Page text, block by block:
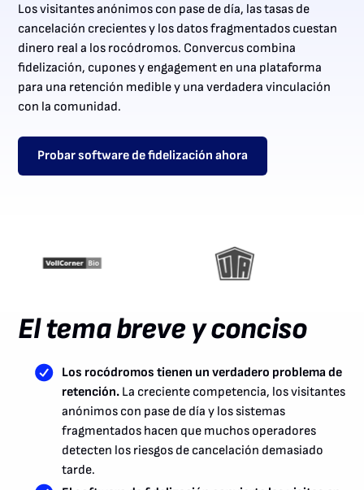
Los visitantes anónimos con pase de día, las tasas de
cancelación crecientes y los datos fragmentados cuestan
dinero real a los rocódromos. Convercus combina
fidelización, cupones y engagement en una plataforma
para una retención medible y una verdadera vinculación
con la comunidad.
Probar software de fidelización ahora
El tema breve y conciso
Los rocódromos tienen un verdadero problema de
retención.La creciente competencia, los visitantes
anónimos con pase de día y los sistemas
fragmentados hacen que muchos operadores
detecten los riesgos de cancelación demasiado
tarde.